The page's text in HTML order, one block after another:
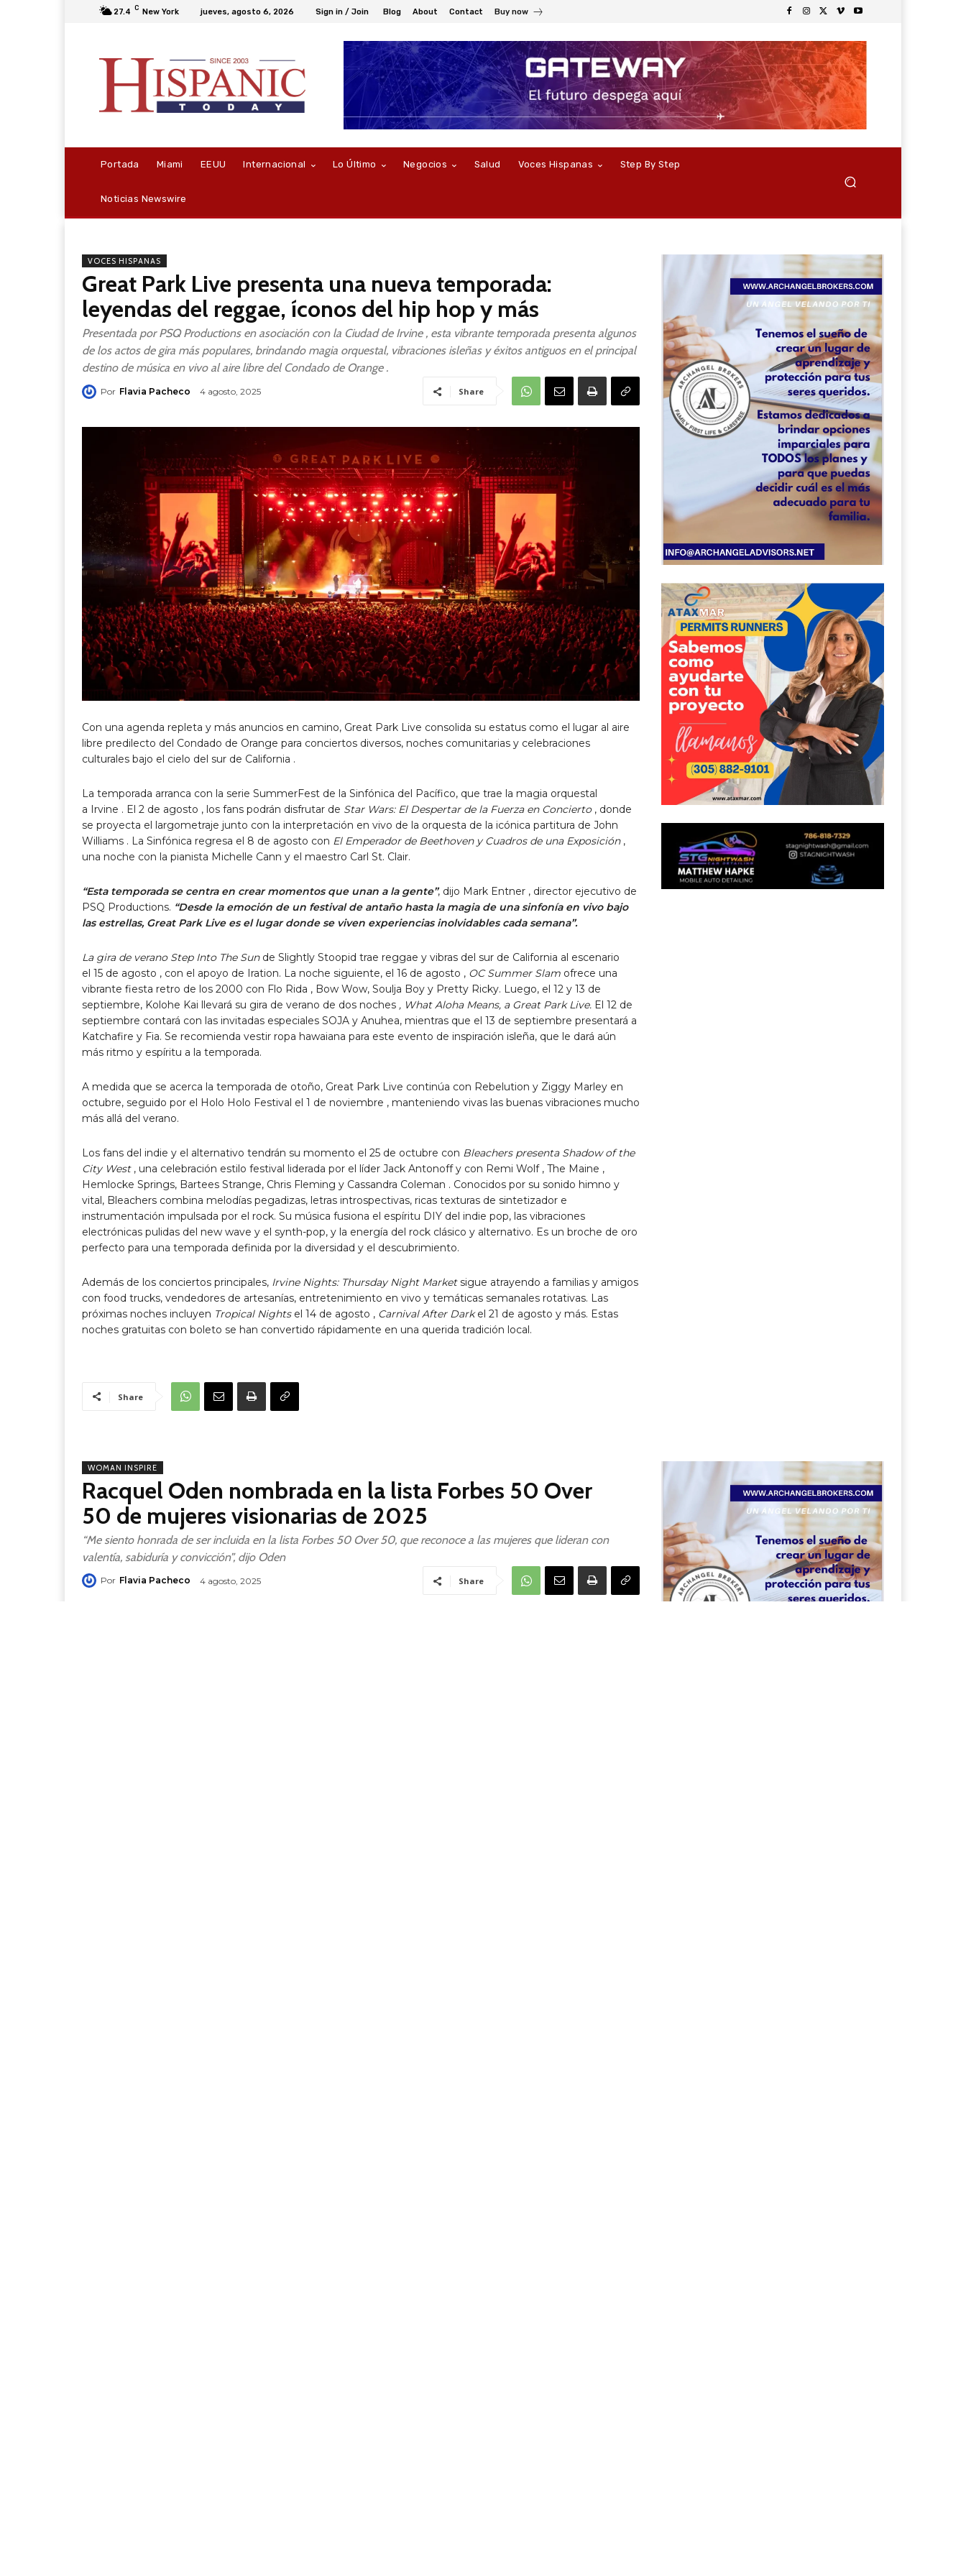
27.4 C New York jueves, agosto 6, 2026 Sign in / Join Blog About Contact Buy now
Portada Miami EEUU Internacional Lo Último Negocios Salud Voces Hispanas Step By Step
Noticias Newswire
VOCES HISPANAS
Great Park Live presenta una nueva temporada:
leyendas del reggae, íconos del hip hop y más
Presentada por PSQ Productions en asociación con la Ciudad de Irvine , esta vibrante temporada presenta algunos
de los actos de gira más populares, brindando magia orquestal, vibraciones isleñas y éxitos antiguos en el principal
destino de música en vivo al aire libre del Condado de Orange .
Por Flavia Pacheco 4 agosto, 2025 Share
Con una agenda repleta y más anuncios en camino, Great Park Live consolida su estatus como el lugar al aire
libre predilecto del Condado de Orange para conciertos diversos, noches comunitarias y celebraciones
culturales bajo el cielo del sur de California .
La temporada arranca con la serie SummerFest de la Sinfónica del Pacífico, que trae la magia orquestal
a Irvine . El 2 de agosto , los fans podrán disfrutar de Star Wars: El Despertar de la Fuerza en Concierto, donde
se proyecta el largometraje junto con la interpretación en vivo de la orquesta de la icónica partitura de John
Williams . La Sinfónica regresa el 8 de agosto con El Emperador de Beethoven y Cuadros de una Exposición,
una noche con la pianista Michelle Cann y el maestro Carl St. Clair.
“Esta temporada se centra en crear momentos que unan a la gente”, dijo Mark Entner , director ejecutivo de
PSQ Productions. “Desde la emoción de un festival de antaño hasta la magia de una sinfonía en vivo bajo
las estrellas, Great Park Live es el lugar donde se viven experiencias inolvidables cada semana”.
La gira de verano Step Into The Sunde Slightly Stoopid trae reggae y vibras del sur de California al escenario
el 15 de agosto , con el apoyo de Iration. La noche siguiente, el 16 de agosto , OC Summer Slam ofrece una
vibrante fiesta retro de los 2000 con Flo Rida , Bow Wow, Soulja Boy y Pretty Ricky. Luego, el 12 y 13 de
septiembre, Kolohe Kai llevará su gira de verano de dos noches , What Aloha Means, a Great Park Live. El 12 de
septiembre contará con las invitadas especiales SOJA y Anuhea, mientras que el 13 de septiembre presentará a
Katchafire y Fia. Se recomienda vestir ropa hawaiana para este evento de inspiración isleña, que le dará aún
más ritmo y espíritu a la temporada.
A medida que se acerca la temporada de otoño, Great Park Live continúa con Rebelution y Ziggy Marley en
octubre, seguido por el Holo Holo Festival el 1 de noviembre , manteniendo vivas las buenas vibraciones mucho
más allá del verano.
Los fans del indie y el alternativo tendrán su momento el 25 de octubre con Bleachers presenta Shadow of the
City West, una celebración estilo festival liderada por el líder Jack Antonoffy con Remi Wolf, The Maine ,
Hemlocke Springs, Bartees Strange, Chris Fleming y Cassandra Coleman . Conocidos por su sonido himno y
vital, Bleachers combina melodías pegadizas, letras introspectivas, ricas texturas de sintetizador e
instrumentación impulsada por el rock. Su música fusiona el espíritu DIY del indie pop, las vibraciones
electrónicas pulidas del new wave y el synth-pop, y la energía del rock clásico y alternativo. Es un broche de oro
perfecto para una temporada definida por la diversidad y el descubrimiento.
Además de los conciertos principales, Irvine Nights: Thursday Night Marketsigue atrayendo a familias y amigos
con food trucks, vendedores de artesanías, entretenimiento en vivo y temáticas semanales rotativas. Las
próximas noches incluyen Tropical Nightsel 14 de agosto , Carnival After Darkel 21 de agosto y más. Estas
noches gratuitas con boleto se han convertido rápidamente en una querida tradición local.
Share